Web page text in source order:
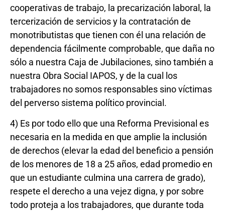
cooperativas de trabajo, la precarización laboral, la
tercerización de servicios y la contratación de
monotributistas que tienen con él una relación de
dependencia fácilmente comprobable, que daña no
sólo a nuestra Caja de Jubilaciones, sino también a
nuestra Obra Social IAPOS, y de la cual los
trabajadores no somos responsables sino víctimas
del perverso sistema político provincial.
4) Es por todo ello que una Reforma Previsional es
necesaria en la medida en que amplie la inclusión
de derechos (elevar la edad del beneficio a pensión
de los menores de 18 a 25 años, edad promedio en
que un estudiante culmina una carrera de grado),
respete el derecho a una vejez digna, y por sobre
todo proteja a los trabajadores, que durante toda